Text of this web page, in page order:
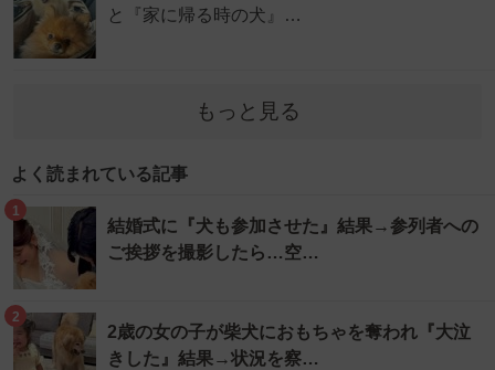
と『家に帰る時の犬』…
もっと見る
よく読まれている記事
1
結婚式に『犬も参加させた』結果→参列者への
ご挨拶を撮影したら…空…
2
2歳の女の子が柴犬におもちゃを奪われ『大泣
きした』結果→状況を察…